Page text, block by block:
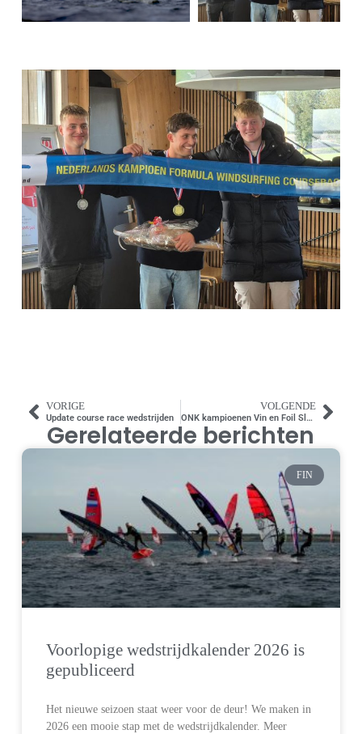
VORIGE
Update course race wedstrijden
VOLGENDE
ONK kampioenen Vin en Foil Slalom 2024
Gerelateerde berichten
FIN
Voorlopige wedstrijdkalender 2026 is
gepubliceerd
Het nieuwe seizoen staat weer voor de deur! We maken in
2026 een mooie stap met de wedstrijdkalender. Meer